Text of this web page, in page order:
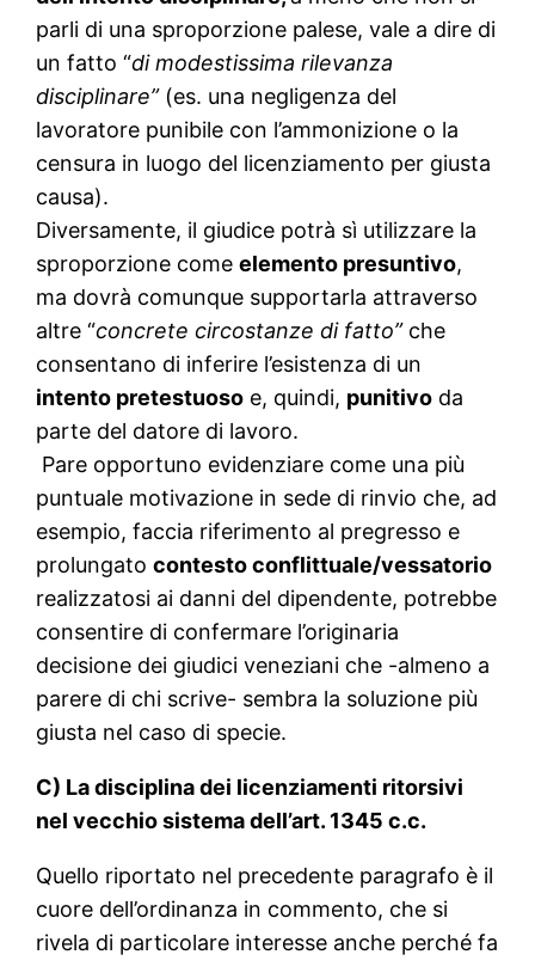
parli di una sproporzione palese, vale a dire di
un fatto “di modestissima rilevanza
disciplinare” (es. una negligenza del
lavoratore punibile con l’ammonizione o la
censura in luogo del licenziamento per giusta
causa).
Diversamente, il giudice potrà sì utilizzare la
sproporzione comeelemento presuntivo,
ma dovrà comunque supportarla attraverso
altre “concrete circostanze di fatto”che
consentano di inferire l’esistenza di un
intento pretestuoso e, quindi, punitivo da
parte del datore di lavoro.
Pare opportuno evidenziare come una più
puntuale motivazione in sede di rinvio che, ad
esempio, faccia riferimento al pregresso e
prolungatocontesto conflittuale/vessatorio
realizzatosi ai danni del dipendente, potrebbe
consentire di confermare l’originaria
decisione dei giudici veneziani che -almeno a
parere di chi scrive- sembra la soluzione più
giusta nel caso di specie.
C) La disciplina dei licenziamenti ritorsivi
nel vecchio sistema dell’art. 1345 c.c.
Quello riportato nel precedente paragrafo è il
cuore dell’ordinanza in commento, che si
rivela di particolare interesse anche perché fa